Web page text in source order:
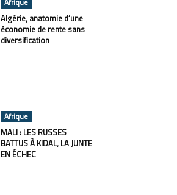
Algérie, anatomie d’une
économie de rente sans
diversification
Afrique
MALI : LES RUSSES
BATTUS À KIDAL, LA JUNTE
EN ÉCHEC